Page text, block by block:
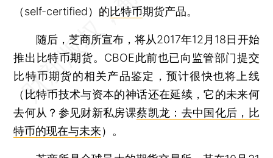
（self-certified）的比特币期货产品。
随后，芝商所宣布，将从2017年12月18日开始
推出比特币期货。CBOE此前也已向监管部门提交
比特币期货的相关产品鉴定，预计很快也将上线
（比特币技术与资本的神话还在延续，它的未来何
去何从？参见财新私房课蔡凯龙：去中国化后，比
特币的现在与未来）。